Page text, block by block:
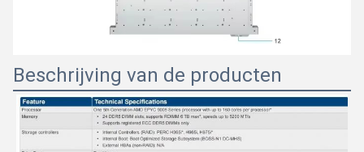
Beschrijving van de producten